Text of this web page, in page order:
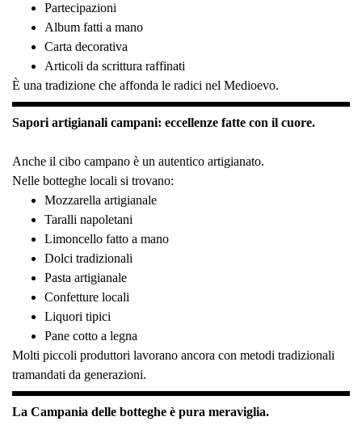
Partecipazioni
Album fatti a mano
Carta decorativa
Articoli da scrittura raffinati
È una tradizione che affonda le radici nel Medioevo.
Sapori artigianali campani: eccellenze fatte con il cuore.
Anche il cibo campano è un autentico artigianato.
Nelle botteghe locali si trovano:
Mozzarella artigianale
Taralli napoletani
Limoncello fatto a mano
Dolci tradizionali
Pasta artigianale
Confetture locali
Liquori tipici
Pane cotto a legna
Molti piccoli produttori lavorano ancora con metodi tradizionali
tramandati da generazioni.
La Campania delle botteghe è pura meraviglia.